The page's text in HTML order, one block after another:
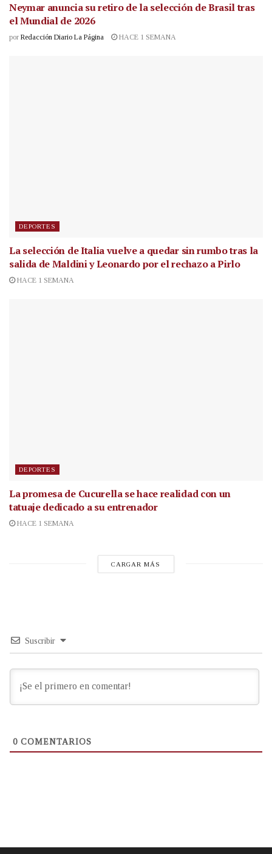
Neymar anuncia su retiro de la selección de Brasil tras
el Mundial de 2026
por Redacción Diario La Página HACE 1 SEMANA
DEPORTES
La selección de Italia vuelve a quedar sin rumbo tras la
salida de Maldini y Leonardo por el rechazo a Pirlo
HACE 1 SEMANA
DEPORTES
La promesa de Cucurella se hace realidad con un
tatuaje dedicado a su entrenador
HACE 1 SEMANA
CARGAR MÁS
Suscribir
0 COMENTARIOS